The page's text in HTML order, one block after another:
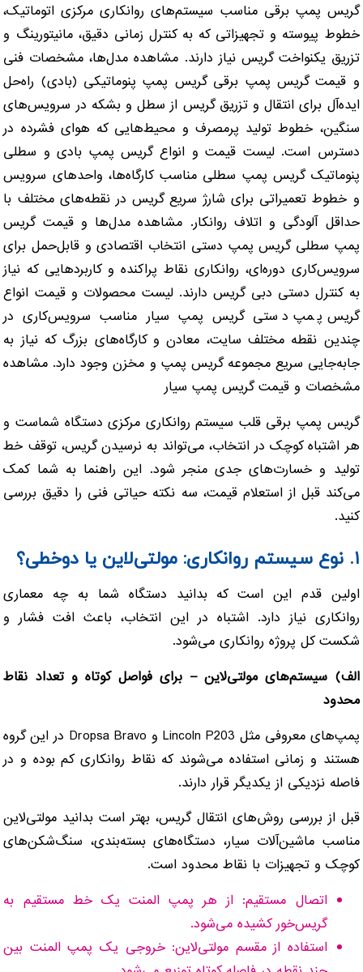
گریس پمپ برقی مناسب سیستم‌های روانکاری مرکزی اتوماتیک،
خطوط پیوسته و تجهیزاتی که به کنترل زمانی دقیق، مانیتورینگ و
تزریق یکنواخت گریس نیاز دارند. مشاهده مدل‌ها، مشخصات فنی
و قیمت گریس پمپ برقی گریس پمپ پنوماتیکی (بادی) راه‌حل
ایده‌آل برای انتقال و تزریق گریس از سطل و بشکه در سرویس‌های
سنگین، خطوط تولید پرمصرف و محیط‌هایی که هوای فشرده در
دسترس است. لیست قیمت و انواع گریس پمپ بادی و سطلی
پنوماتیک گریس پمپ سطلی مناسب کارگاه‌ها، واحدهای سرویس
و خطوط تعمیراتی برای شارژ سریع گریس در نقطه‌های مختلف با
حداقل آلودگی و اتلاف روانکار. مشاهده مدل‌ها و قیمت گریس
پمپ سطلی گریس پمپ دستی انتخاب اقتصادی و قابل‌حمل برای
سرویس‌کاری دوره‌ای، روانکاری نقاط پراکنده و کاربردهایی که نیاز
به کنترل دستی دبی گریس دارند. لیست محصولات و قیمت انواع
گریس پمپ دستی گریس پمپ سیار مناسب سرویس‌کاری در
چندین نقطه مختلف سایت، معادن و کارگاه‌های بزرگ که نیاز به
جابه‌جایی سریع مجموعه گریس پمپ و مخزن وجود دارد. مشاهده
مشخصات و قیمت گریس پمپ سیار
گریس پمپ برقی قلب سیستم روانکاری مرکزی دستگاه شماست و
هر اشتباه کوچک در انتخاب، می‌تواند به نرسیدن گریس، توقف خط
تولید و خسارت‌های جدی منجر شود. این راهنما به شما کمک
می‌کند قبل از استعلام قیمت، سه نکته حیاتی فنی را دقیق بررسی
کنید.
۱. نوع سیستم روانکاری: مولتی‌لاین یا دوخطی؟
اولین قدم این است که بدانید دستگاه شما به چه معماری
روانکاری نیاز دارد. اشتباه در این انتخاب، باعث افت فشار و
شکست کل پروژه روانکاری می‌شود.
الف) سیستم‌های مولتی‌لاین – برای فواصل کوتاه و تعداد نقاط
محدود
پمپ‌های معروفی مثل Lincoln P203 و Dropsa Bravo در این گروه
هستند و زمانی استفاده می‌شوند که نقاط روانکاری کم بوده و در
فاصله نزدیکی از یکدیگر قرار دارند.
قبل از بررسی روش‌های انتقال گریس، بهتر است بدانید مولتی‌لاین
مناسب ماشین‌آلات سیار، دستگاه‌های بسته‌بندی، سنگ‌شکن‌های
کوچک و تجهیزات با نقاط محدود است.
اتصال مستقیم: از هر پمپ المنت یک خط مستقیم به
گریس‌خور کشیده می‌شود.
استفاده از مقسم مولتی‌لاین: خروجی یک پمپ المنت بین